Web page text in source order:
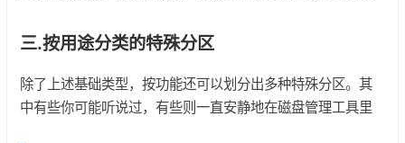
三.按用途分类的特殊分区
除了上述基础类型，按功能还可以划分出多种特殊分区。其
中有些你可能听说过，有些则一直安静地在磁盘管理工具里